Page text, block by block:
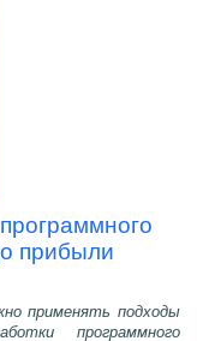
прибыли
применять подходы
программного